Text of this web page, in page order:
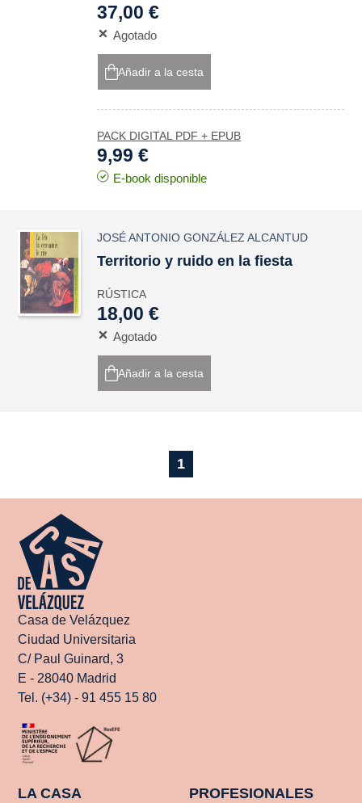
37,00 €
Agotado
Añadir a la cesta
PACK DIGITAL PDF + EPUB
9,99 €
E-book disponible
JOSÉ ANTONIO GONZÁLEZ ALCANTUD
Territorio y ruido en la fiesta
RÚSTICA
18,00 €
Agotado
Añadir a la cesta
1
Casa de Velázquez
Ciudad Universitaria
C/ Paul Guinard, 3
E - 28040 Madrid
Tel. (+34) - 91 455 15 80
LA CASA PROFESIONALES